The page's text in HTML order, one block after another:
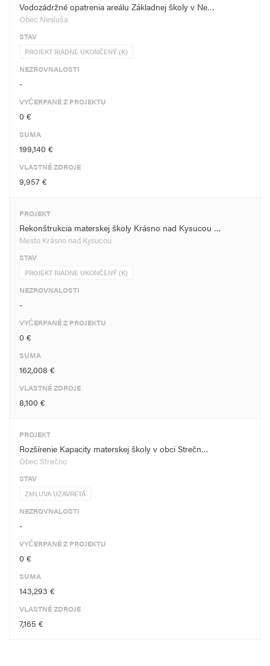
Vodozádržné opatrenia areálu Základnej školy v Ne…
Obec Nesluša
STAV
PROJEKT RIADNE UKONČENÝ (K)
NEZROVNALOSTI
-
VYČERPANÉ Z PROJEKTU
0 €
SUMA
199,140 €
VLASTNÉ ZDROJE
9,957 €
PROJEKT
Rekonštrukcia materskej školy Krásno nad Kysucou …
Mesto Krásno nad Kysucou
STAV
PROJEKT RIADNE UKONČENÝ (K)
NEZROVNALOSTI
-
VYČERPANÉ Z PROJEKTU
0 €
SUMA
162,008 €
VLASTNÉ ZDROJE
8,100 €
PROJEKT
Rozšírenie Kapacity materskej školy v obci Strečn…
Obec Strečno
STAV
ZMLUVA UZAVRETÁ
NEZROVNALOSTI
-
VYČERPANÉ Z PROJEKTU
0 €
SUMA
143,293 €
VLASTNÉ ZDROJE
7,165 €